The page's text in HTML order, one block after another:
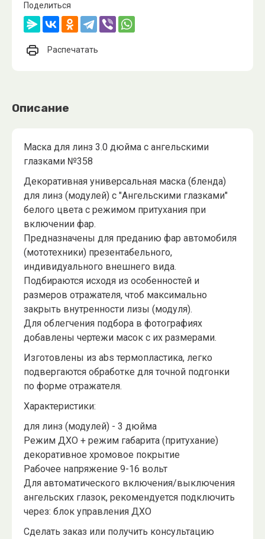
Поделиться
Распечатать
Описание
Маска для линз 3.0 дюйма с ангельскими
глазками №358
Декоративная универсальная маска (бленда)
для линз (модулей) с "Ангельскими глазками"
белого цвета с режимом притухания при
включении фар.
Предназначены для преданию фар автомобиля
(мототехники) презентабельного,
индивидуального внешнего вида.
Подбираются исходя из особенностей и
размеров отражателя, чтоб максимально
закрыть внутренности лизы (модуля).
Для облегчения подбора в фотографиях
добавлены чертежи масок с их размерами.
Изготовлены из abs термопластика, легко
подвергаются обработке для точной подгонки
по форме отражателя.
Характеристики:
для линз (модулей) - 3 дюйма
Режим ДХО + режим габарита (притухание)
декоративное хромовое покрытие
Рабочее напряжение 9-16 вольт
Для автоматического включения/выключения
ангельских глазок, рекомендуется подключить
через: блок управления ДХО
Сделать заказ или получить консультацию